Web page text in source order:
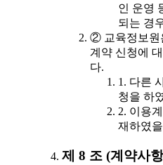
인 운영
되는 경
② 교육정보원
계약 신청에
다.
1. 다른
청을 하
2. 이용
재하였
제 8 조 (계약사